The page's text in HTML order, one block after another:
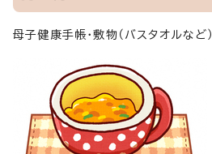
母子健康手帳・敷物（バスタオルなど）